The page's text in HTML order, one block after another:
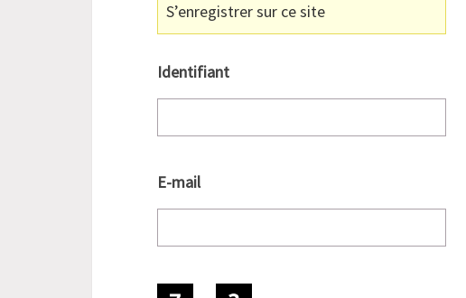
S’enregistrer sur ce site
Identifiant
E-mail